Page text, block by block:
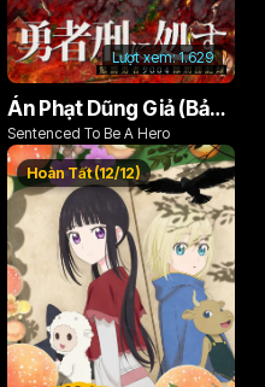
Lượt xem:1.629
Án Phạt Dũng Giả (Bản Án Anh Hùng)
Sentenced To Be A Hero
Hoàn Tất (12/12)